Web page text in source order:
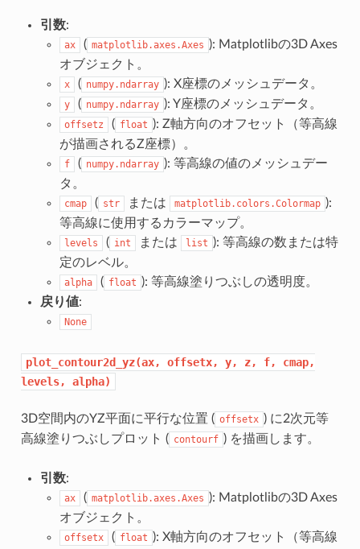
引数:
ax ( matplotlib.axes.Axes ): Matplotlibの3D Axes
オブジェクト。
x ( numpy.ndarray ): X座標のメッシュデータ。
y ( numpy.ndarray ): Y座標のメッシュデータ。
offsetz ( float ): Z軸方向のオフセット（等高線
が描画されるZ座標）。
f ( numpy.ndarray ): 等高線の値のメッシュデー
タ。
cmap ( str または matplotlib.colors.Colormap ):
等高線に使用するカラーマップ。
levels ( int または list ): 等高線の数または特
定のレベル。
alpha ( float ): 等高線塗りつぶしの透明度。
戻り値:
None
plot_contour2d_yz(ax, offsetx, y, z, f,
cmap,
levels,
alpha)
3D空間内のYZ平面に平行な位置 ( offsetx ) に2次元等
高線塗りつぶしプロット ( contourf ) を描画します。
引数:
ax ( matplotlib.axes.Axes ): Matplotlibの3D Axes
オブジェクト。
offsetx ( float ): X軸方向のオフセット（等高線